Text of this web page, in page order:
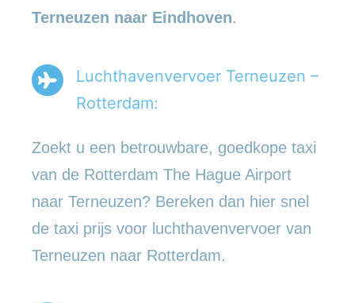
Terneuzen naar Eindhoven.
Luchthavenvervoer Terneuzen –
Rotterdam:
Zoekt u een betrouwbare, goedkope taxi
van de Rotterdam The Hague Airport
naar Terneuzen? Bereken dan hier snel
de taxi prijs voor luchthavenvervoer van
Terneuzen naar Rotterdam.